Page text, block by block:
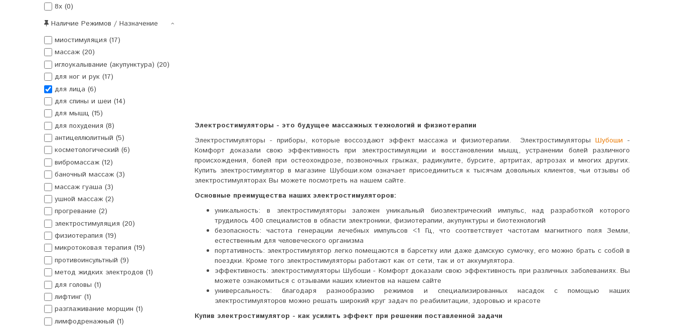
8x (0)
Наличие Режимов / Назначение
миостимуляция (17)
массаж (20)
иглоукалывание (акупунктура) (20)
для ног и рук (17)
для лица (6)
для спины и шеи (14)
для мышц (15)
для похудения (8)
антицеллюлитный (5)
косметологический (6)
вибромассаж (12)
баночный массаж (3)
массаж гуаша (3)
ушной массаж (2)
прогревание (2)
электростимуляция (20)
физиотерапия (19)
микротоковая терапия (19)
противоинсультный (9)
метод жидких электродов (1)
для головы (1)
лифтинг (1)
разглаживание морщин (1)
лимфодренажный (1)
Электростимуляторы - это будущее массажных технологий и физиотерапии
Электростимуляторы - приборы, которые воссоздают эффект массажа и физиотерапии. ЭлектростимуляторыШубоши -
Комфорт доказали свою эффективность при электростимуляции и восстановлении мышц, устранении болей различного
происхождения, болей при остеохондрозе, позвоночных грыжах, радикулите, бурсите, артритах, артрозах и многих других.
Купить электростимулятор в магазине Шубоши.ком означает присоединиться к тысячам довольных клиентов, чьи отзывы об
электростимуляторах Вы можете посмотреть на нашем сайте.
Основные преимущества наших электростимуляторов:
уникальность: в электростимуляторы заложен уникальный биоэлектрический импульс, над разработкой которого
трудилось 400 специалистов в области электроники, физиотерапии, акупунктуры и биотехнологий
безопасность: частота генерации лечебных импульсов <1 Гц, что соответствует частотам магнитного поля Земли,
естественным для человеческого организма
портативность: электростимулятор легко помещаются в барсетку или даже дамскую сумочку, его можно брать с собой в
поездки. Кроме того электростимуляторы работают как от сети, так и от аккумулятора.
эффективность: электростимуляторы Шубоши - Комфорт доказали свою эффективность при различных заболеваниях. Вы
можете ознакомиться с отзывами наших клиентов на нашем сайте
универсальность: благодаря разнообразию режимов и специализированных насадок с помощью наших
электростимуляторов можно решать широкий круг задач по реабилитации, здоровью и красоте
Купив электростимулятор - как усилить эффект при решении поставленной задачи